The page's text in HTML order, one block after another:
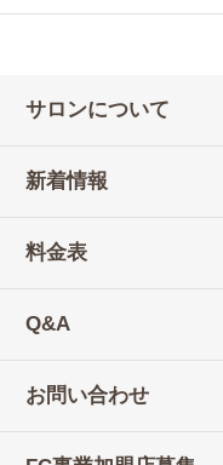
サロンについて
新着情報
料金表
Q&A
お問い合わせ